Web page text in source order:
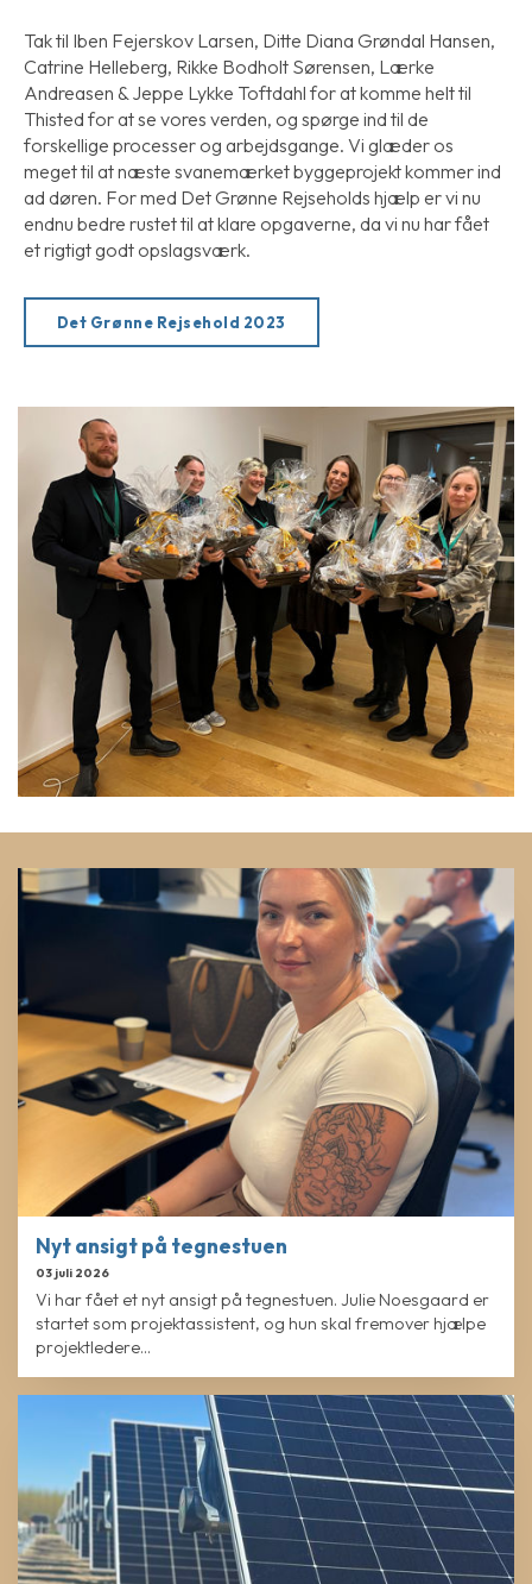
Tak til Iben Fejerskov Larsen, Ditte Diana Grøndal Hansen,
Catrine Helleberg, Rikke Bodholt Sørensen, Lærke
Andreasen & Jeppe Lykke Toftdahl for at komme helt til
Thisted for at se vores verden, og spørge ind til de
forskellige processer og arbejdsgange. Vi glæder os
meget til at næste svanemærket byggeprojekt kommer ind
ad døren. For med Det Grønne Rejseholds hjælp er vi nu
endnu bedre rustet til at klare opgaverne, da vi nu har fået
et rigtigt godt opslagsværk.
Det Grønne Rejsehold 2023
Nyt ansigt på tegnestuen
03 juli 2026
Vi har fået et nyt ansigt på tegnestuen. Julie Noesgaard er
startet som projektassistent, og hun skal fremover hjælpe
projektledere...